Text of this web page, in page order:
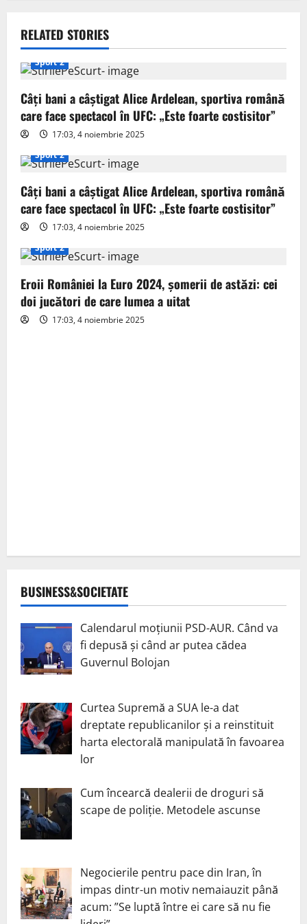
v
i
g
a
t
i
o
n
RELATED STORIES
Sport 2
Câți bani a câștigat Alice Ardelean, sportiva română
care face spectacol în UFC: „Este foarte costisitor”
17:03, 4 noiembrie 2025
Sport 2
Câți bani a câștigat Alice Ardelean, sportiva română
care face spectacol în UFC: „Este foarte costisitor”
17:03, 4 noiembrie 2025
Sport 2
Eroii României la Euro 2024, șomerii de astăzi: cei
doi jucători de care lumea a uitat
17:03, 4 noiembrie 2025
BUSINESS&SOCIETATE
Calendarul moțiunii PSD-AUR. Când va
fi depusă și când ar putea cădea
Guvernul Bolojan
Curtea Supremă a SUA le-a dat
dreptate republicanilor și a reinstituit
harta electorală manipulată în favoarea
lor
Cum încearcă dealerii de droguri să
scape de poliție. Metodele ascunse
Negocierile pentru pace din Iran, în
impas dintr-un motiv nemaiauzit până
acum: ”Se luptă între ei care să nu fie